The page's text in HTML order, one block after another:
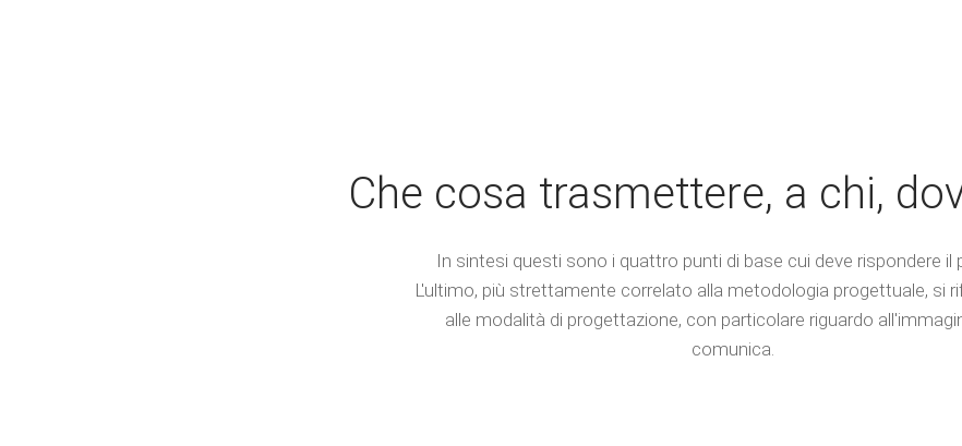
Che cosa trasmettere, a chi,
In sintesi questi sono i quattro punti di base cui deve rispondere il
L'ultimo, più strettamente correlato alla metodologia progettuale, si
alle modalità di progettazione, con particolare riguardo
comunica.